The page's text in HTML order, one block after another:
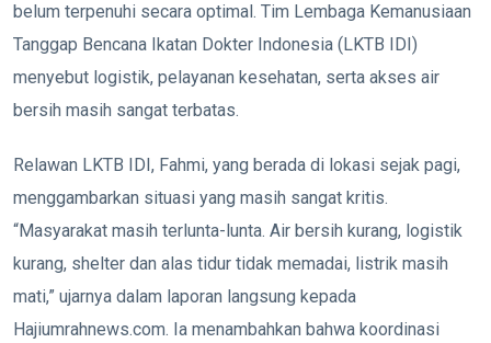
belum terpenuhi secara optimal. Tim Lembaga Kemanusiaan
Tanggap Bencana Ikatan Dokter Indonesia (LKTB IDI)
menyebut logistik, pelayanan kesehatan, serta akses air
bersih masih sangat terbatas.
Relawan LKTB IDI, Fahmi, yang berada di lokasi sejak pagi,
menggambarkan situasi yang masih sangat kritis.
“Masyarakat masih terlunta-lunta. Air bersih kurang, logistik
kurang, shelter dan alas tidur tidak memadai, listrik masih
mati,” ujarnya dalam laporan langsung kepada
Hajiumrahnews.com. Ia menambahkan bahwa koordinasi